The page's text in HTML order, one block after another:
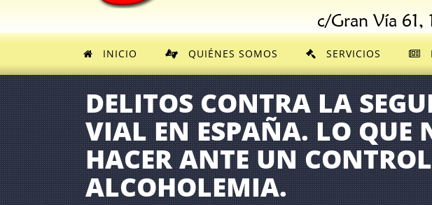
c/Gran Vía 61,
INICIO QUIÉNES SOMOS SERVICIOS
DELITOS CONTRA LA
VIAL EN ESPAÑA. LO QUE
HACER ANTE UN
ALCOHOLEMIA.